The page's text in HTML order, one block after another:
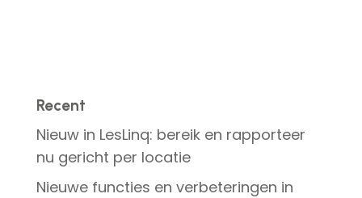
Recent
Nieuw in LesLinq: bereik en rapporteer
nu gericht per locatie
Nieuwe functies en verbeteringen in